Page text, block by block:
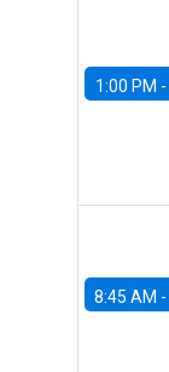
1:00 PM -
8:45 AM -